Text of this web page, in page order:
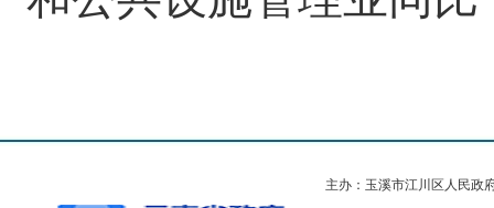
主办：玉溪市江川区人民